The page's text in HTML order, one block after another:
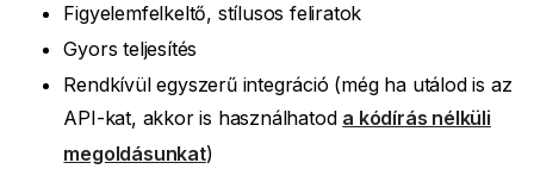
Figyelemfelkeltő, stílusos feliratok
Gyors teljesítés
Rendkívül egyszerű integráció (még ha utálod is az
API-kat, akkor is használhatod a kódírás nélküli
megoldásunkat)